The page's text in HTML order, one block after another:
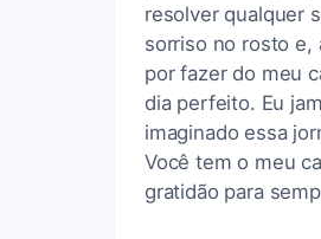
resolver qualquer
sorriso no rosto e,
por fazer do meu
dia perfeito. Eu
imaginado essa
Você tem o meu
gratidão para